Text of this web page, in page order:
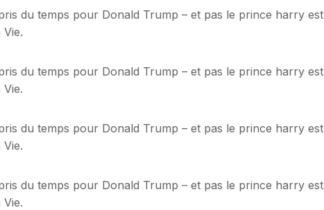
du temps pour Donald Trump – et pas le prince harry est
du temps pour Donald Trump – et pas le prince harry est
du temps pour Donald Trump – et pas le prince harry est
du temps pour Donald Trump – et pas le prince harry est